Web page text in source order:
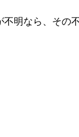
明なら、その